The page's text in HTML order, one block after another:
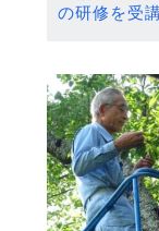
の研修を受